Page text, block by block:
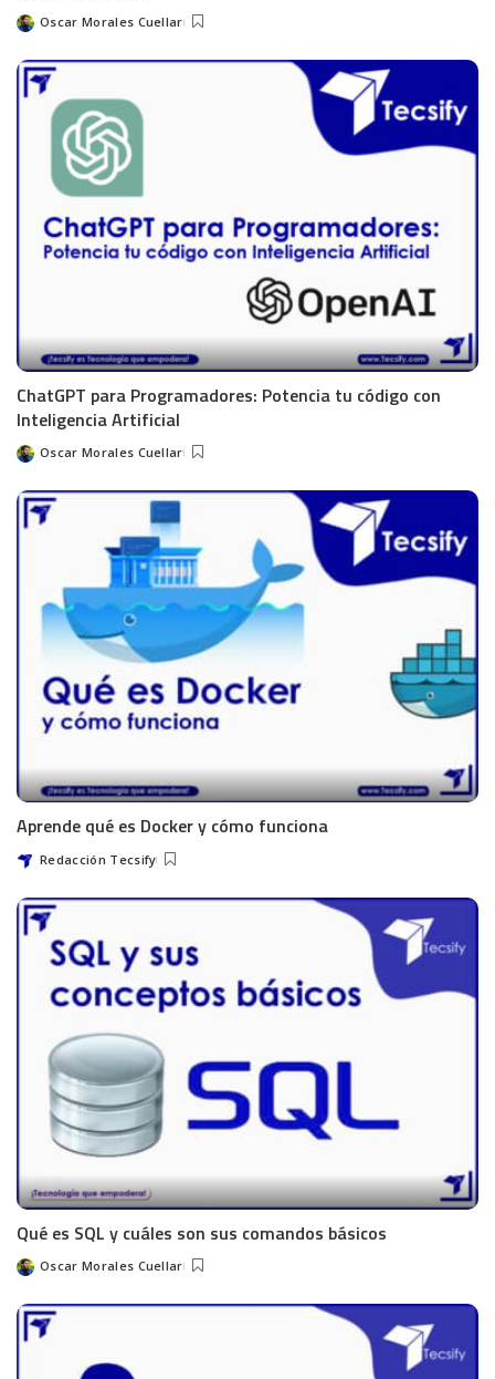
Oscar Morales Cuellar
ChatGPT para Programadores: Potencia tu código con
Inteligencia Artificial
Oscar Morales Cuellar
Aprende qué es Docker y cómo funciona
Redacción Tecsify
Qué es SQL y cuáles son sus comandos básicos
Oscar Morales Cuellar